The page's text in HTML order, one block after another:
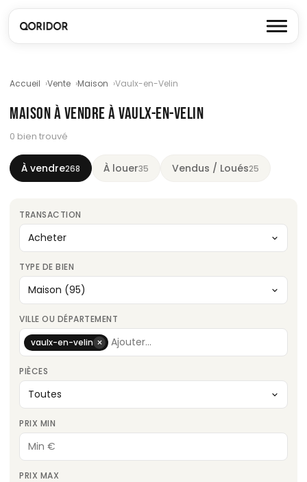
Accueil Vente Maison Vaulx-en-Velin
MAISON À VENDRE À VAULX-EN-VELIN
0 bien trouvé
À vendre268 À louer35 Vendus / Loués25
TRANSACTION
TYPE DE BIEN
VILLE OU DÉPARTEMENT
vaulx-en-velin ×
PIÈCES
PRIX MIN
PRIX MAX